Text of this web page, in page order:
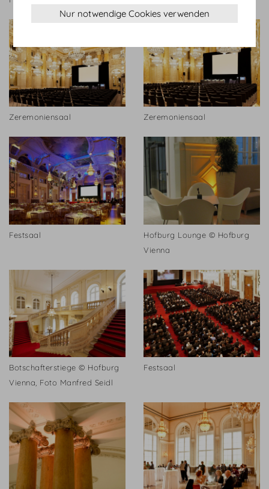
Zeremoniensaal Zeremoniensaal
Festsaal
Hofburg Lounge © Hofburg
Vienna
Botschafterstiege © Hofburg
Vienna, Foto Manfred Seidl
Festsaal
Nur notwendige Cookies verwenden